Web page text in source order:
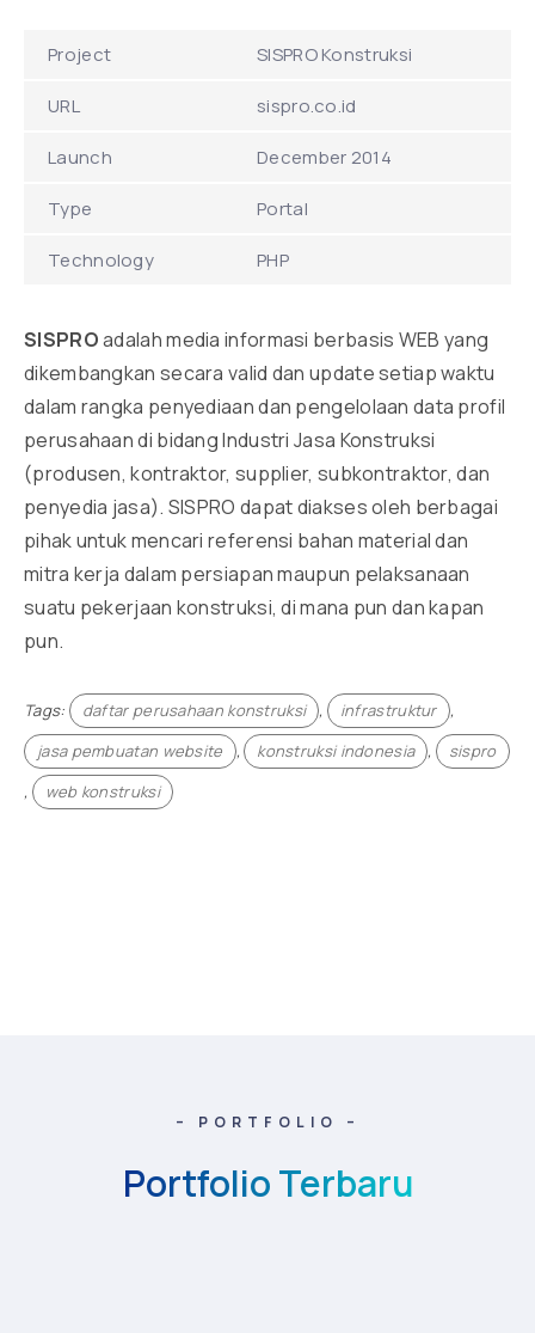
Project SISPRO Konstruksi
URL sispro.co.id
Launch December 2014
Type Portal
Technology PHP
SISPROadalah media informasi berbasis WEB yang
dikembangkan secara valid dan update setiap waktu
dalam rangka penyediaan dan pengelolaan data profil
perusahaan di bidang Industri Jasa Konstruksi
(produsen, kontraktor, supplier, subkontraktor, dan
penyedia jasa). SISPRO dapat diakses oleh berbagai
pihak untuk mencari referensi bahan material dan
mitra kerja dalam persiapan maupun pelaksanaan
suatu pekerjaan konstruksi, di mana pun dan kapan
pun.
Tags: daftar perusahaan konstruksi , infrastruktur
,
jasa pembuatan website
, konstruksi indonesia ,
sispro
,
web konstruksi
– PORTFOLIO –
Portfolio Terbaru